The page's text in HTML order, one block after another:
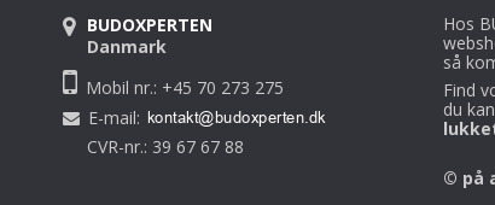
BUDOXPERTEN
Danmark
Mobil nr.: +45 70 273 275
E-mail:
CVR-nr.: 39 67 67 88
Hos
så
Find
du
© på